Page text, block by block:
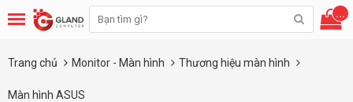
...
Trang chủ Monitor - Màn hình Thương hiệu màn hình
Màn hình ASUS